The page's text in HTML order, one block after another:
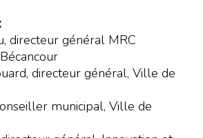
directeur général MRC
directeur général, Ville de
municipal, Ville de